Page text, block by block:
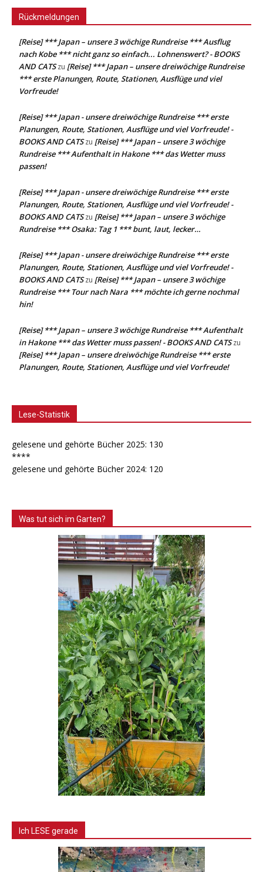
Rückmeldungen
[Reise] *** Japan – unsere 3 wöchige Rundreise *** Ausflug
nach Kobe *** nicht ganz so einfach... Lohnenswert? - BOOKS
AND CATSzu [Reise] *** Japan – unsere dreiwöchige Rundreise
*** erste Planungen, Route, Stationen, Ausflüge und viel
Vorfreude!
[Reise] *** Japan - unsere dreiwöchige Rundreise *** erste
Planungen, Route, Stationen, Ausflüge und viel Vorfreude! -
BOOKS AND CATSzu [Reise] *** Japan – unsere 3 wöchige
Rundreise *** Aufenthalt in Hakone *** das Wetter muss
passen!
[Reise] *** Japan - unsere dreiwöchige Rundreise *** erste
Planungen, Route, Stationen, Ausflüge und viel Vorfreude! -
BOOKS AND CATSzu [Reise] *** Japan – unsere 3 wöchige
Rundreise *** Osaka: Tag 1 *** bunt, laut, lecker…
[Reise] *** Japan - unsere dreiwöchige Rundreise *** erste
Planungen, Route, Stationen, Ausflüge und viel Vorfreude! -
BOOKS AND CATSzu [Reise] *** Japan – unsere 3 wöchige
Rundreise *** Tour nach Nara *** möchte ich gerne nochmal
hin!
[Reise] *** Japan – unsere 3 wöchige Rundreise *** Aufenthalt
in Hakone *** das Wetter muss passen! - BOOKS AND CATSzu
[Reise] *** Japan – unsere dreiwöchige Rundreise *** erste
Planungen, Route, Stationen, Ausflüge und viel Vorfreude!
Lese-Statistik
gelesene und gehörte Bücher 2025: 130
****
gelesene und gehörte Bücher 2024: 120
Was tut sich im Garten?
Ich LESE gerade